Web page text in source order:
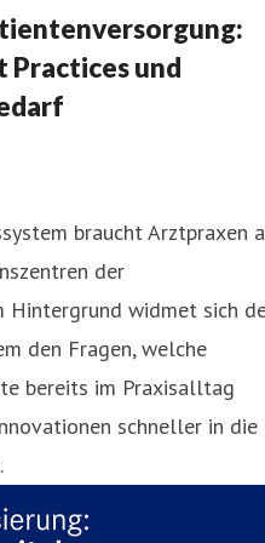
Practices und
braucht Arztpraxen
der
Hintergrund widmet sich
den Fragen, welche
bereits im Praxisalltag
schneller in die